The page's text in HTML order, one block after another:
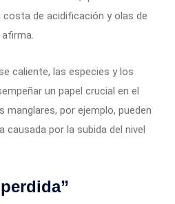
de acidificación y olas de
caliente, las especies y los
un papel crucial en el
por ejemplo, pueden
por la subida del nivel